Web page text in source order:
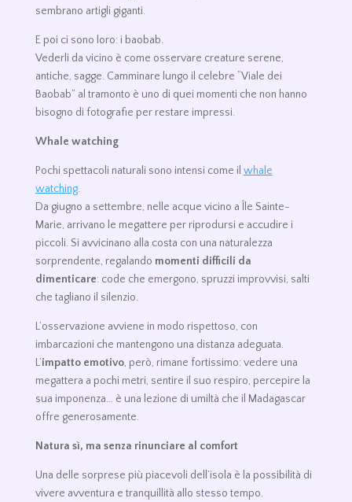
sembrano artigli giganti.
E poi ci sono loro: i baobab.
Vederli da vicino è come osservare creature serene,
antiche, sagge. Camminare lungo il celebre “Viale dei
Baobab” al tramonto è uno di quei momenti che non hanno
bisogno di fotografie per restare impressi.
Whale watching
Pochi spettacoli naturali sono intensi come il whale
watching.
Da giugno a settembre, nelle acque vicino a Île Sainte-
Marie, arrivano le megattere per riprodursi e accudire i
piccoli. Si avvicinano alla costa con una naturalezza
sorprendente, regalando momenti difficili da
dimenticare: code che emergono, spruzzi improvvisi, salti
che tagliano il silenzio.
L’osservazione avviene in modo rispettoso, con
imbarcazioni che mantengono una distanza adeguata.
L’impatto emotivo, però, rimane fortissimo: vedere una
megattera a pochi metri, sentire il suo respiro, percepire la
sua imponenza… è una lezione di umiltà che il Madagascar
offre generosamente.
Natura sì, ma senza rinunciare al comfort
Una delle sorprese più piacevoli dell’isola è la possibilità di
vivere avventura e tranquillità allo stesso tempo.